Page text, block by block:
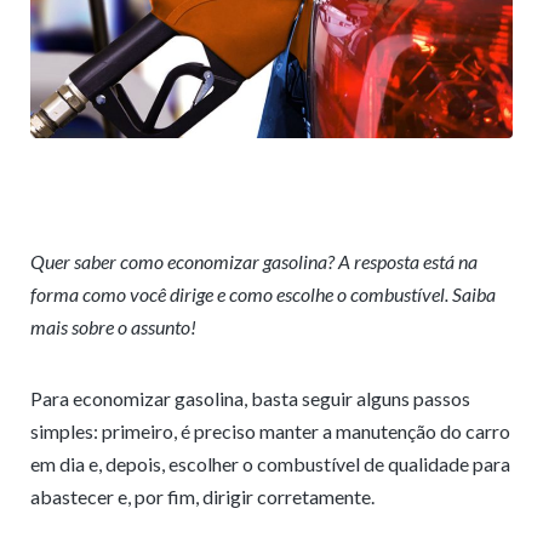
Quer saber como economizar gasolina? A resposta está na
forma como você dirige e como escolhe o combustível. Saiba
mais sobre o assunto!
Para economizar gasolina, basta seguir alguns passos
simples: primeiro, é preciso manter a manutenção do carro
em dia e, depois, escolher o combustível de qualidade para
abastecer e, por fim, dirigir corretamente.